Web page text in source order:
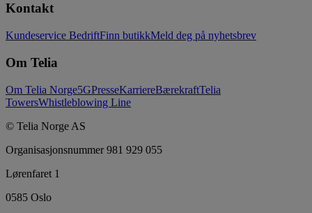
Kontakt
Kundeservice BedriftFinn butikkMeld deg på nyhetsbrev
Om Telia
Om Telia Norge5GPresseKarriereBærekraftTelia
TowersWhistleblowing Line
© Telia Norge AS
Organisasjonsnummer 981 929 055
Lørenfaret 1
0585 Oslo